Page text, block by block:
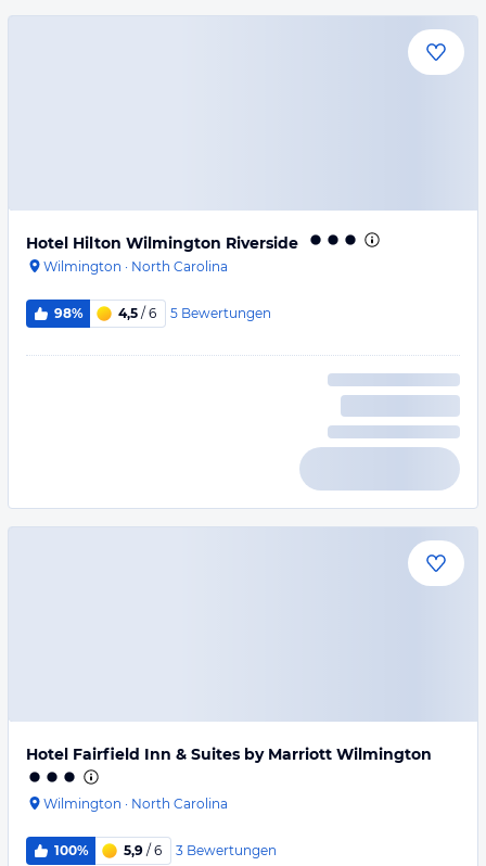
Hotel Hilton Wilmington Riverside
Wilmington · North Carolina
98% 4,5 / 6 5 Bewertungen
Hotel Fairfield Inn & Suites by Marriott Wilmington
Wilmington · North Carolina
100% 5,9 / 6 3 Bewertungen